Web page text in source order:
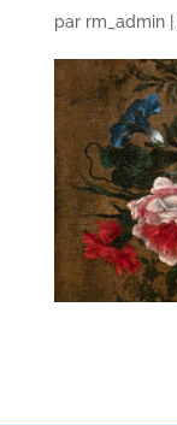
par rm_admin|